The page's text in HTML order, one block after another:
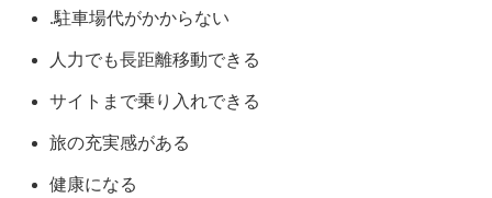
.駐車場代がかからない
人力でも長距離移動できる
サイトまで乗り入れできる
旅の充実感がある
健康になる